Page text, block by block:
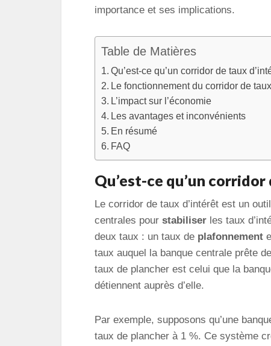
importance et ses implications.
Table de Matières
Qu’est-ce qu’un corridor de taux
Le fonctionnement du corridor de
L’impact sur l’économie
Les avantages et inconvénients
En résumé
FAQ
Qu’est-ce qu’un
Le corridor de taux d’intérêt est un
centrales pour stabiliser les taux
deux taux : un taux de plafonnement
taux auquel la banque centrale prête
taux de plancher est celui que la
détiennent auprès d’elle.
Par exemple, supposons qu’une
taux de plancher à 1 %. Ce système